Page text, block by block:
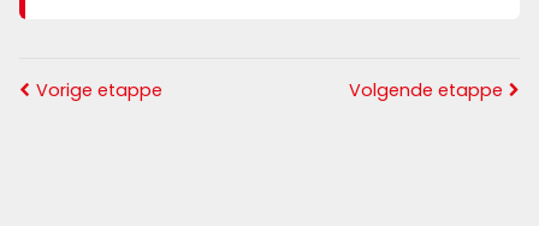
Vorige etappe Volgende etappe